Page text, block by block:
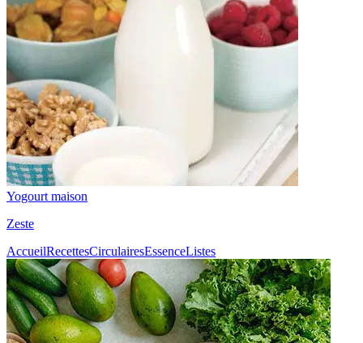
Yogourt maison
Zeste
AccueilRecettesCirculairesEssenceListes